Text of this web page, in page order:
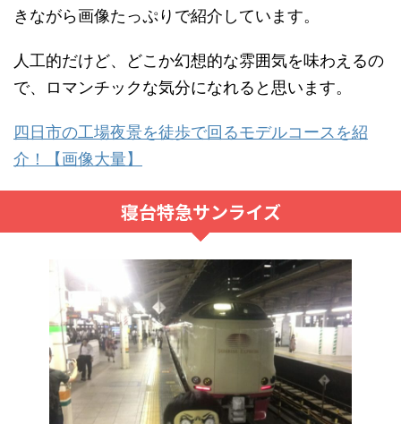
きながら画像たっぷりで紹介しています。
人工的だけど、どこか幻想的な雰囲気を味わえるの
で、ロマンチックな気分になれると思います。
四日市の工場夜景を徒歩で回るモデルコースを紹
介！【画像大量】
寝台特急サンライズ